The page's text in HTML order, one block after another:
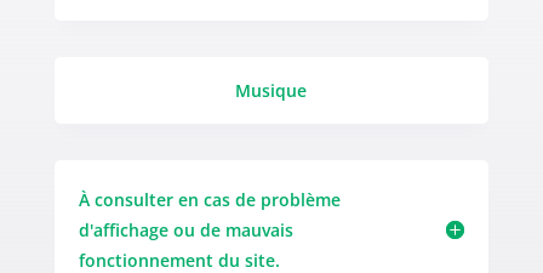
Musique
À consulter en cas de problème
d'affichage ou de mauvais
fonctionnement du site.